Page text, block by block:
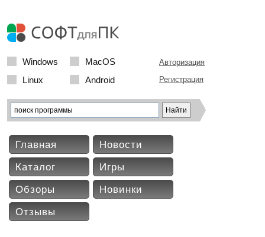
Windows
MacOS
Linux
Android
Авторизация
Регистрация
Главная
Новости
Каталог
Игры
Обзоры
Новинки
Отзывы